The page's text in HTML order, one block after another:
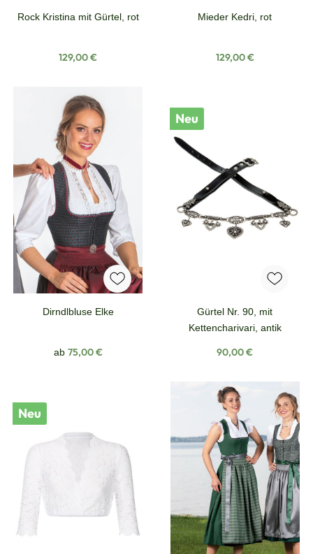
Rock Kristina mit Gürtel, rot
Regulärer Preis:
129,00 €
Mieder Kedri, rot
Regulärer Preis:
129,00 €
Dirndlbluse Elke
Regulärer Preis:
ab 75,00 €
Neu
Gürtel Nr. 90, mit
Kettencharivari, antik
Regulärer Preis:
90,00 €
Neu